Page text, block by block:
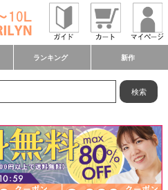
ランキング 新作
検索